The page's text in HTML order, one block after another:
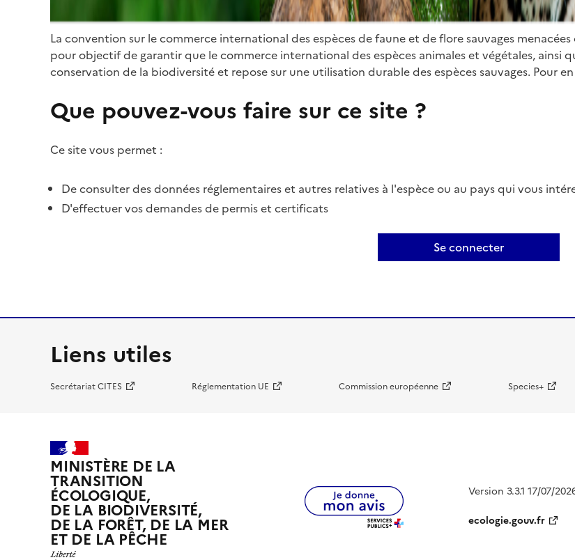
La convention sur le commerce international des espèces de faune et de flore sauvages
pour objectif de garantir que le commerce international des espèces animales et végétales, ainsi
conservation de la biodiversité et repose sur une utilisation durable des espèces sauvages. Pour
Que pouvez-vous faire sur ce site ?
Ce site vous permet :
De consulter des données réglementaires et autres relatives à l'espèce ou au pays qui vous
D'effectuer vos demandes de permis et certificats
Se connecter
Liens utiles
Secrétariat CITES Réglementation UE Commission européenne Species+
MINISTÈRE DE LA
TRANSITION
ÉCOLOGIQUE,
DE LA BIODIVERSITÉ,
DE LA FORÊT, DE LA MER
ET DE LA PÊCHE
Version 3.3.1 17/07/
ecologie.gouv.fr